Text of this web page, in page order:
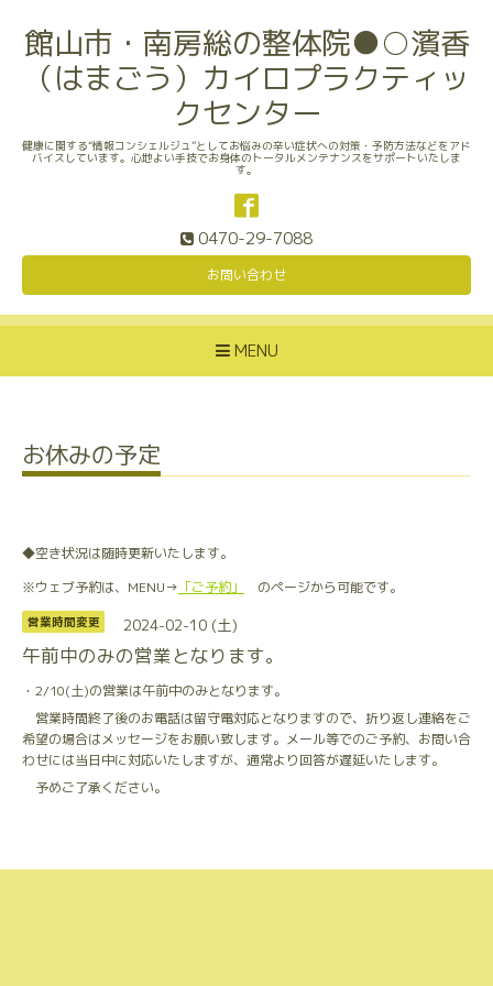
館山市・南房総の整体院●○濱香
（はまごう）カイロプラクティッ
クセンター
健康に関する“情報コンシェルジュ”としてお悩みの辛い症状への対策・予防方法などをアド
バイスしています。心地よい手技でお身体のトータルメンテナンスをサポートいたしま
す。
0470-29-7088
お問い合わせ
MENU
お休みの予定
◆空き状況は随時更新いたします。
※ウェブ予約は、MENU→ 「ご予約」 のページから可能です。
営業時間変更 2024-02-10 (土)
午前中のみの営業となります。
・2/10(土)の営業は午前中のみとなります。
営業時間終了後のお電話は留守電対応となりますので、折り返し連絡をご
希望の場合はメッセージをお願い致します。メール等でのご予約、お問い合
わせには当日中に対応いたしますが、通常より回答が遅延いたします。
予めご了承ください。